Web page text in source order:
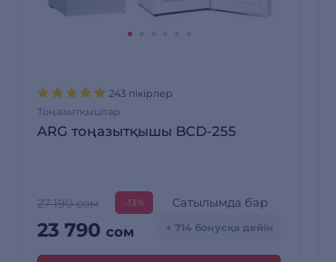
243 пікірлер
Тоңазытқыштар
ARG тоңазытқышы BCD-255
27 190 сом -13%
23 790 сом
Сатылымда бар
+ 714 бонусқа дейін